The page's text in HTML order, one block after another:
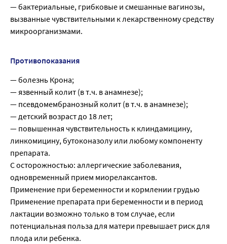
— бактериальные, грибковые и смешанные вагинозы,
вызванные чувствительными к лекарственному средству
микроорганизмами.
Противопоказания
— болезнь Крона;
— язвенный колит (в т.ч. в анамнезе);
— псевдомембранозный колит (в т.ч. в анамнезе);
— детский возраст до 18 лет;
— повышенная чувствительность к клиндамицину,
линкомицину, бутоконазолу или любому компоненту
препарата.
С осторожностью: аллергические заболевания,
одновременный прием миорелаксантов.
Применение при беременности и кормлении грудью
Применение препарата при беременности и в период
лактации возможно только в том случае, если
потенциальная польза для матери превышает риск для
плода или ребенка.